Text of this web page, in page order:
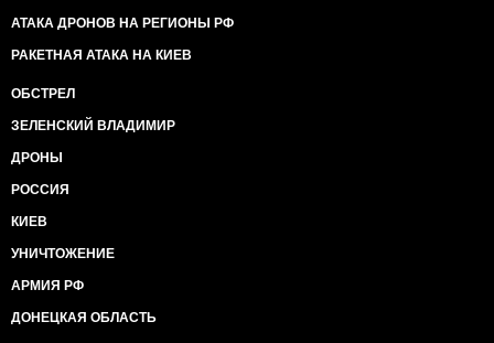
АТАКА ДРОНОВ НА РЕГИОНЫ РФ
РАКЕТНАЯ АТАКА НА КИЕВ
ОБСТРЕЛ
ЗЕЛЕНСКИЙ ВЛАДИМИР
ДРОНЫ
РОССИЯ
КИЕВ
УНИЧТОЖЕНИЕ
АРМИЯ РФ
ДОНЕЦКАЯ ОБЛАСТЬ